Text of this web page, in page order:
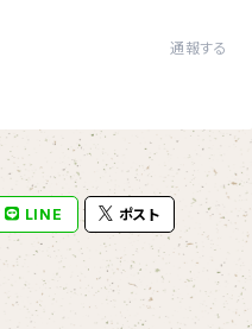
通報する
LINE ポスト